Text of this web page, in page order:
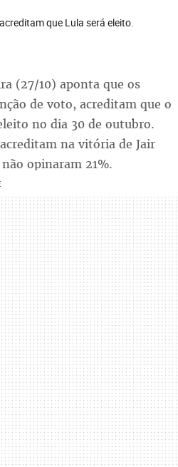
que Lula será eleito.
(27/10) aponta que os
de voto, acreditam que o
no dia 30 de outubro.
na vitória de Jair
opinaram 21%.